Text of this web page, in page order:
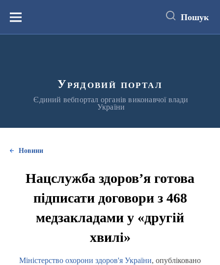
вмістуМеню Пошук
Урядовий портал
Єдиний вебпортал органів виконавчої влади
України
Новини
Нацслужба здоров’я готова
підписати договори з 468
медзакладами у «другій
хвилі»
Міністерство охорони здоров'я України, опубліковано